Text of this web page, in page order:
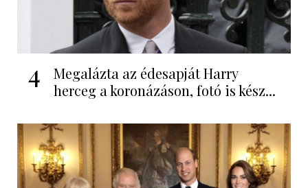
4
Megalázta az édesapját Harry
herceg a koronázáson, fotó is kész...